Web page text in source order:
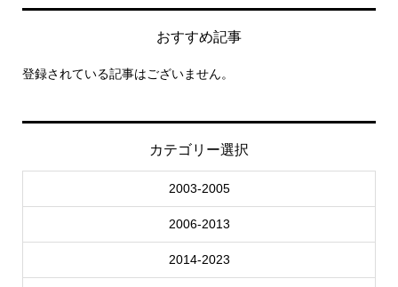
おすすめ記事
登録されている記事はございません。
カテゴリー選択
2003-2005
2006-2013
2014-2023